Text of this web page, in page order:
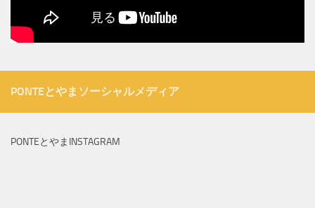
PONTEとやまソーシャルメディア
PONTEとやまINSTAGRAM